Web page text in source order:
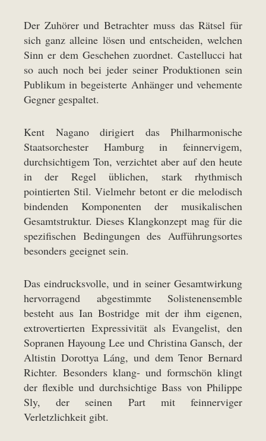
Der Zuhörer und Betrachter muss das Rätsel für
sich ganz alleine lösen und entscheiden, welchen
Sinn er dem Geschehen zuordnet. Castellucci hat
so auch noch bei jeder seiner Produktionen sein
Publikum in begeisterte Anhänger und vehemente
Gegner gespaltet.
Kent Nagano dirigiert das Philharmonische
Staatsorchester Hamburg in feinnervigem,
durchsichtigem Ton, verzichtet aber auf den heute
in der Regel üblichen, stark rhythmisch
pointierten Stil. Vielmehr betont er die melodisch
bindenden Komponenten der musikalischen
Gesamtstruktur. Dieses Klangkonzept mag für die
spezifischen Bedingungen des Aufführungsortes
besonders geeignet sein.
Das eindrucksvolle, und in seiner Gesamtwirkung
hervorragend abgestimmte Solistenensemble
besteht aus Ian Bostridge mit der ihm eigenen,
extrovertierten Expressivität als Evangelist, den
Sopranen Hayoung Lee und Christina Gansch, der
Altistin Dorottya Láng, und dem Tenor Bernard
Richter. Besonders klang- und formschön klingt
der flexible und durchsichtige Bass von Philippe
Sly, der seinen Part mit feinnerviger
Verletzlichkeit gibt.